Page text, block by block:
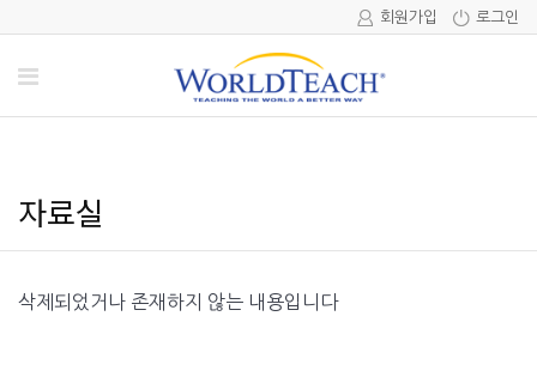
로그인
회원가입
자료실
삭제되었거나 존재하지 않는 내용입니다